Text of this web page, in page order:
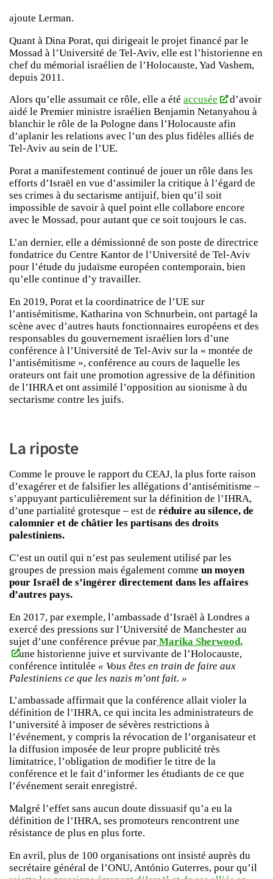
ajoute Lerman.
Quant à Dina Porat, qui dirigeait le projet financé par le
Mossad à l’Université de Tel-Aviv, elle est l’historienne en
chef du mémorial israélien de l’Holocauste, Yad Vashem,
depuis 2011.
Alors qu’elle assumait ce rôle, elle a été accusée
d’avoir
aidé le Premier ministre israélien Benjamin Netanyahou à
blanchir le rôle de la Pologne dans l’Holocauste afin
d’aplanir les relations avec l’un des plus fidèles alliés de
Tel-Aviv au sein de l’UE.
Porat a manifestement continué de jouer un rôle dans les
efforts d’Israël en vue d’assimiler la critique à l’égard de
ses crimes à du sectarisme antijuif, bien qu’il soit
impossible de savoir à quel point elle collabore encore
avec le Mossad, pour autant que ce soit toujours le cas.
L’an dernier, elle a démissionné de son poste de directrice
fondatrice du Centre Kantor de l’Université de Tel-Aviv
pour l’étude du judaïsme européen contemporain, bien
qu’elle continue d’y travailler.
En 2019, Porat et la coordinatrice de l’UE sur
l’antisémitisme, Katharina von Schnurbein, ont partagé la
scène avec d’autres hauts fonctionnaires européens et des
responsables du gouvernement israélien lors d’une
conférence à l’Université de Tel-Aviv sur la « montée de
l’antisémitisme », conférence au cours de laquelle les
orateurs ont fait une promotion agressive de la définition
de l’IHRA et ont assimilé l’opposition au sionisme à du
sectarisme contre les juifs.
La riposte
Comme le prouve le rapport du CEAJ, la plus forte raison
d’exagérer et de falsifier les allégations d’antisémitisme –
s’appuyant particulièrement sur la définition de l’IHRA,
d’une partialité grotesque – est de réduire au silence, de
calomnier et de châtier les partisans des droits
palestiniens.
C’est un outil qui n’est pas seulement utilisé par les
groupes de pression mais également comme un moyen
pour Israël de s’ingérer directement dans les affaires
d’autres pays.
En 2017, par exemple, l’ambassade d’Israël à Londres a
exercé des pressions sur l’Université de Manchester au
sujet d’une conférence prévue par Marika Sherwood,
une historienne juive et survivante de l’Holocauste,
conférence intitulée « Vous êtes en train de faire aux
Palestiniens ce que les nazis m’ont fait. »
L’ambassade affirmait que la conférence allait violer la
définition de l’IHRA, ce qui incita les administrateurs de
l’université à imposer de sévères restrictions à
l’événement, y compris la révocation de l’organisateur et
la diffusion imposée de leur propre publicité très
limitatrice, l’obligation de modifier le titre de la
conférence et le fait d’informer les étudiants de ce que
l’événement serait enregistré.
Malgré l’effet sans aucun doute dissuasif qu’a eu la
définition de l’IHRA, ses promoteurs rencontrent une
résistance de plus en plus forte.
En avril, plus de 100 organisations ont insisté auprès du
secrétaire général de l’ONU, António Guterres, pour qu’il